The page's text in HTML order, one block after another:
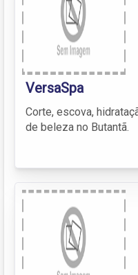
VersaSpa
Corte, escova,
de beleza no Butantã.